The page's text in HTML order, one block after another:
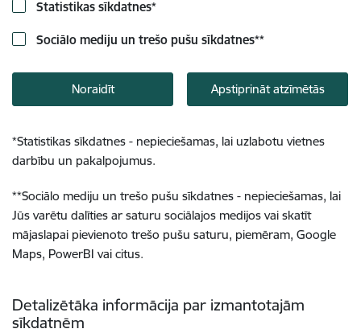
Statistikas sīkdatnes*
Sociālo mediju un trešo pušu sīkdatnes**
Noraidīt Apstiprināt atzīmētās
*Statistikas sīkdatnes - nepieciešamas, lai uzlabotu vietnes
darbību un pakalpojumus.
**Sociālo mediju un trešo pušu sīkdatnes - nepieciešamas, lai
Jūs varētu dalīties ar saturu sociālajos medijos vai skatīt
mājaslapai pievienoto trešo pušu saturu, piemēram, Google
Maps, PowerBI vai citus.
Detalizētāka informācija par izmantotajām
sīkdatnēm